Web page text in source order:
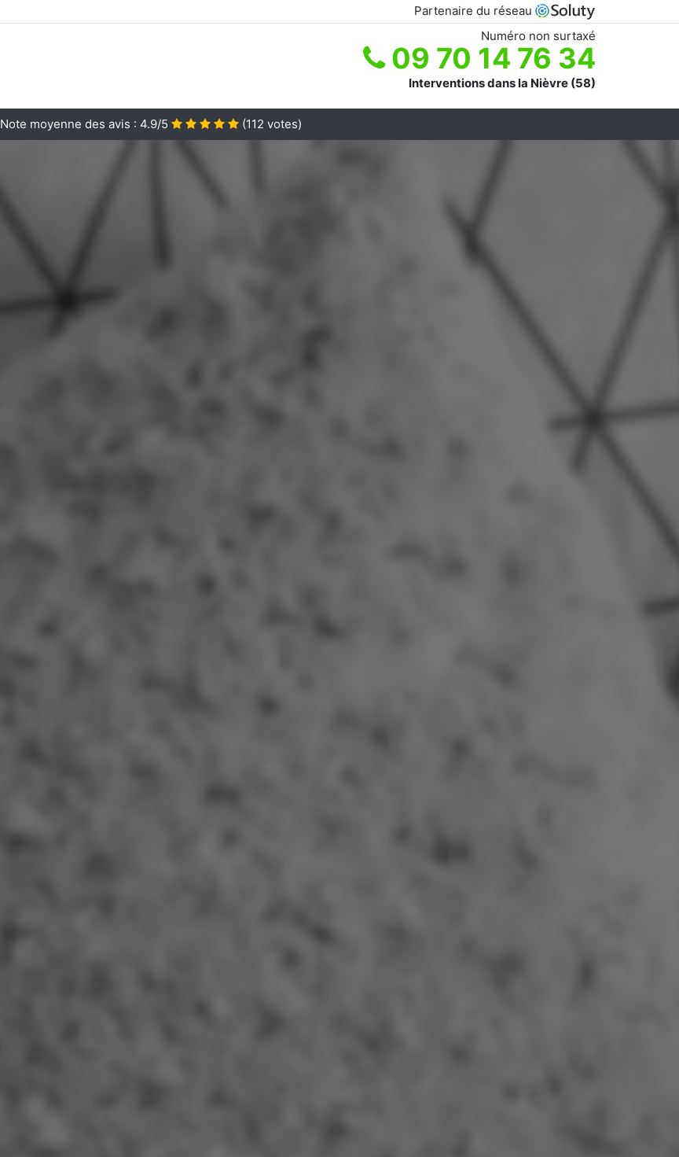
Partenaire du réseau
Numéro non surtaxé
09 70 14 76 34
Interventions dans la Nièvre (58)
Note moyenne des avis : 4.9/5 (112 votes)